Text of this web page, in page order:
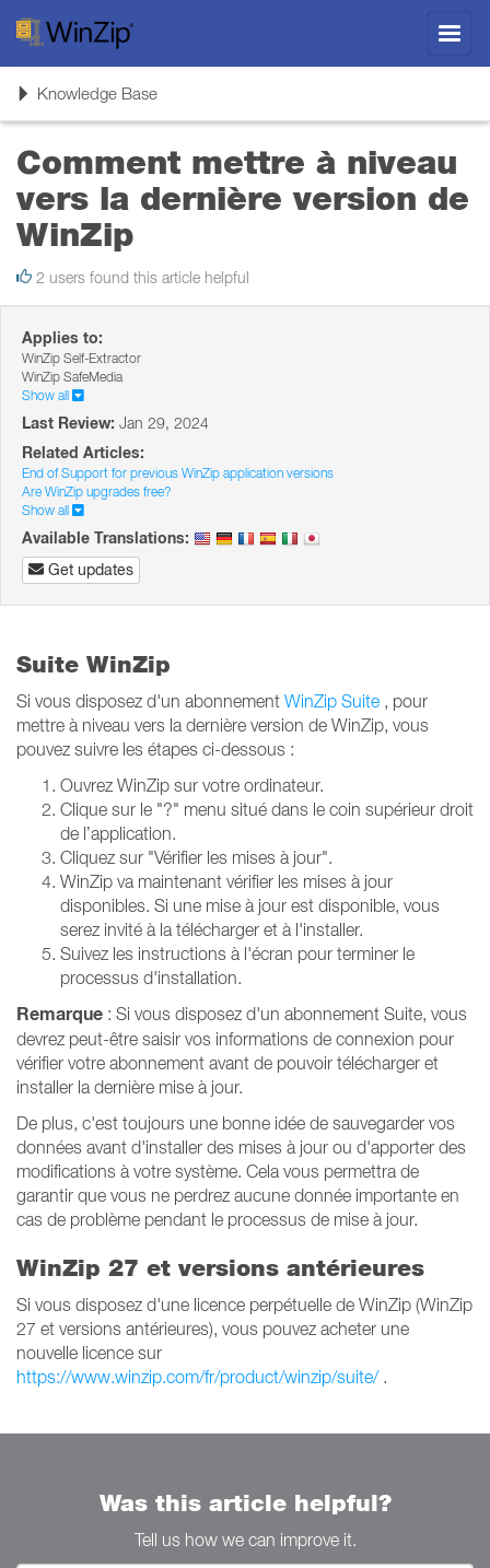
ToggleKnowledge Base
Comment mettre à niveau
vers la dernière version de
WinZip
2 users found this article helpful
Applies to:
WinZip Self-Extractor
WinZip SafeMedia
Show all
Last Review: Jan 29, 2024
Related Articles:
End of Support for previous WinZip application versions
Are WinZip upgrades free?
Show all
Available Translations:
Get updates
Suite WinZip
Si vous disposez d'un abonnement WinZip Suite , pour
mettre à niveau vers la dernière version de WinZip, vous
pouvez suivre les étapes ci-dessous :
Ouvrez WinZip sur votre ordinateur.
Clique sur le "?" menu situé dans le coin supérieur droit
de l’application.
Cliquez sur "Vérifier les mises à jour".
WinZip va maintenant vérifier les mises à jour
disponibles. Si une mise à jour est disponible, vous
serez invité à la télécharger et à l'installer.
Suivez les instructions à l'écran pour terminer le
processus d'installation.
Remarque : Si vous disposez d'un abonnement Suite, vous
devrez peut-être saisir vos informations de connexion pour
vérifier votre abonnement avant de pouvoir télécharger et
installer la dernière mise à jour.
De plus, c'est toujours une bonne idée de sauvegarder vos
données avant d'installer des mises à jour ou d'apporter des
modifications à votre système. Cela vous permettra de
garantir que vous ne perdrez aucune donnée importante en
cas de problème pendant le processus de mise à jour.
WinZip 27 et versions antérieures
Si vous disposez d'une licence perpétuelle de WinZip (WinZip
27 et versions antérieures), vous pouvez acheter une
nouvelle licence sur
https://www.winzip.com/fr/product/winzip/suite/.
Was this article helpful?
Tell us how we can improve it.